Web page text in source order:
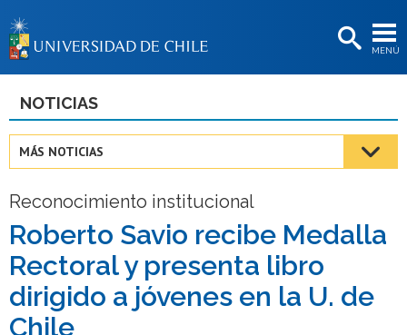
MENÚ
BIBLIOTECAS
Estudiantes
Académicas/os
Funcionarias/os
Egresadas/os
NOTICIAS
MÁS NOTICIAS
Reconocimiento institucional
Roberto Savio recibe Medalla
Rectoral y presenta libro
dirigido a jóvenes en la U. de
Chile